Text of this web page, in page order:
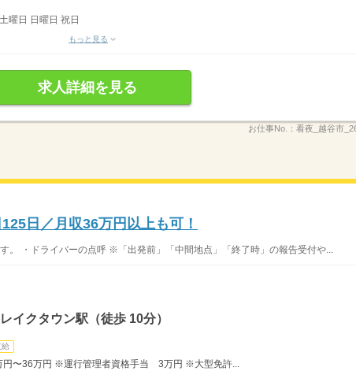
曜日 日曜日 祝日
もっと見る
求人詳細を見る
お仕事No.： 看夜_越谷市
日／月収36万円以上も可！
。 ・ドライバーの点呼 ※「出発前」「中間地点」「終了時」の報告受付や...
イクタウン駅（徒歩 10分）
給
円〜36万円 ※運行管理者資格手当 3万円 ※大型免許...